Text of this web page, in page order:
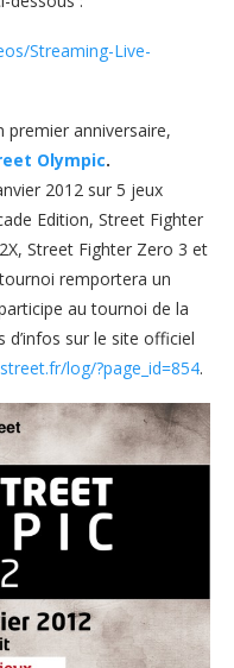
Streaming-Live-
premier anniversaire,
Olympic.
2012 sur 5 jeux
Edition, Street Fighter
Street Fighter Zero 3 et
remportera un
au tournoi de la
d’infos sur le site officiel
log/?page_id=854.